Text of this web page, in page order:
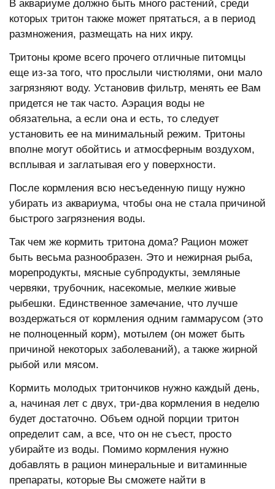
В аквариуме должно быть много растений, среди
которых тритон также может прятаться, а в период
размножения, размещать на них икру.
Тритоны кроме всего прочего отличные питомцы
еще из-за того, что прослыли чистюлями, они мало
загрязняют воду. Установив фильтр, менять ее Вам
придется не так часто. Аэрация воды не
обязательна, а если она и есть, то следует
установить ее на минимальный режим. Тритоны
вполне могут обойтись и атмосферным воздухом,
всплывая и заглатывая его у поверхности.
После кормления всю несъеденную пищу нужно
убирать из аквариума, чтобы она не стала причиной
быстрого загрязнения воды.
Так чем же кормить тритона дома? Рацион может
быть весьма разнообразен. Это и нежирная рыба,
морепродукты, мясные субпродукты, земляные
червяки, трубочник, насекомые, мелкие живые
рыбешки. Единственное замечание, что лучше
воздержаться от кормления одним гаммарусом (это
не полноценный корм), мотылем (он может быть
причиной некоторых заболеваний), а также жирной
рыбой или мясом.
Кормить молодых тритончиков нужно каждый день,
а, начиная лет с двух, три-два кормления в неделю
будет достаточно. Объем одной порции тритон
определит сам, а все, что он не съест, просто
убирайте из воды. Помимо кормления нужно
добавлять в рацион минеральные и витаминные
препараты, которые Вы сможете найти в